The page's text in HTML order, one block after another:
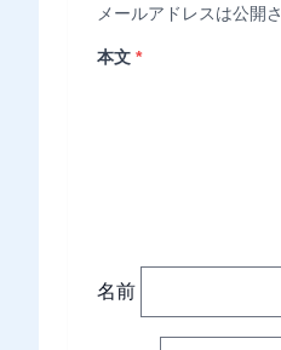
メールアドレスは公開
本文 *
名前